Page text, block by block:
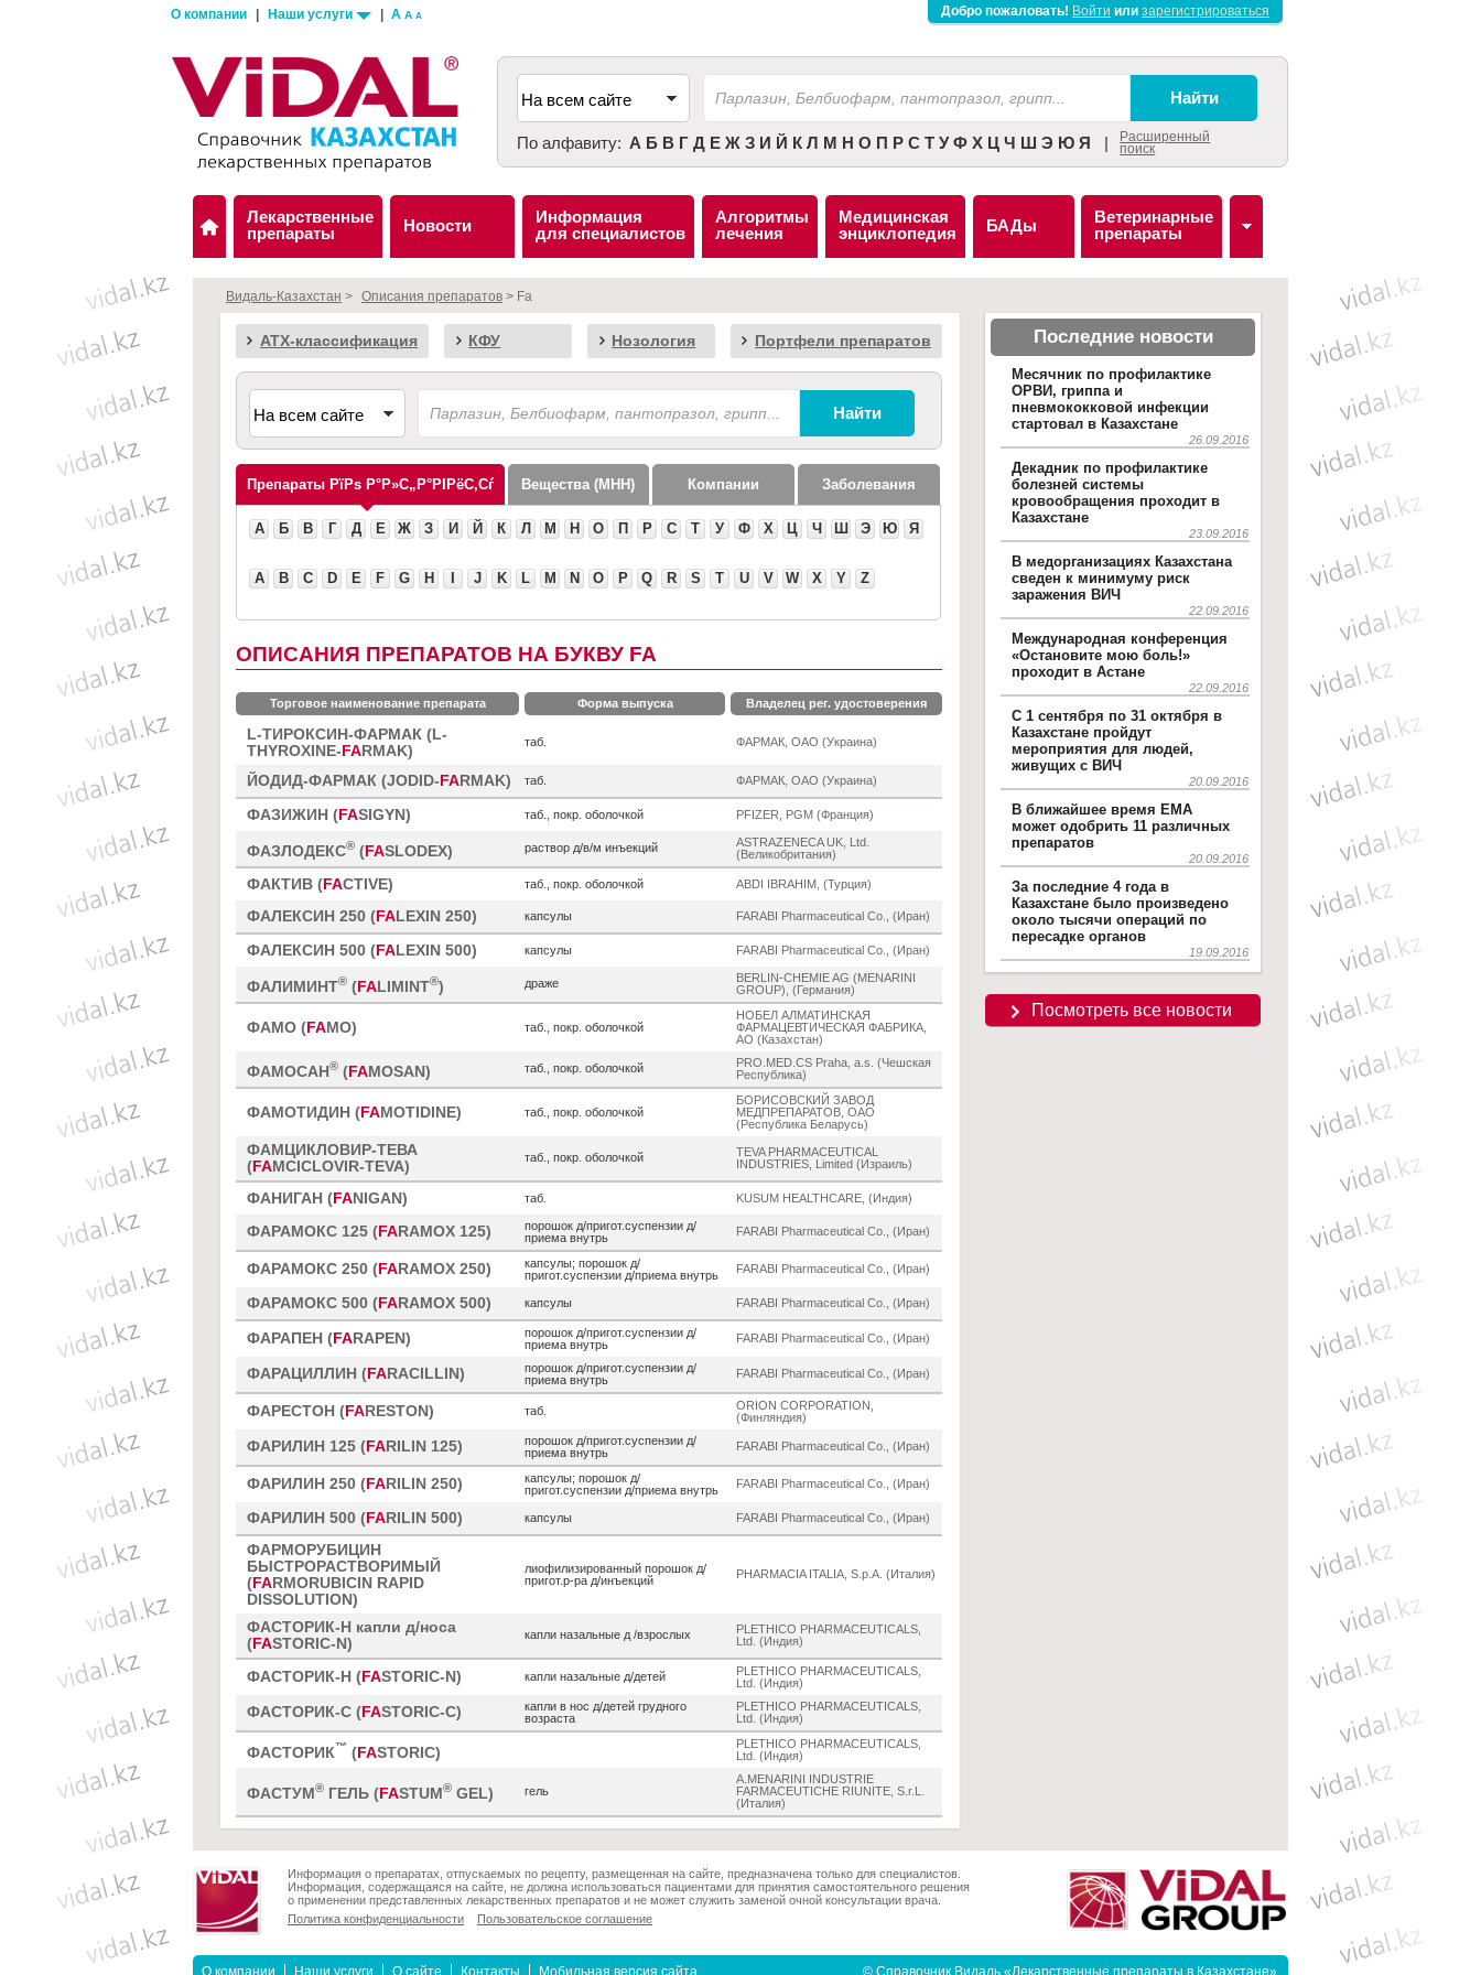
О компании Наши услуги A A A Добро пожаловать! Войти или зарегистрироваться
По алфавиту: А Б В Г Д Е Ж З И Й К Л М Н О П Р С Т У Ф Х Ц Ч Ш Э Ю Я | Расширенный
поиск
Лекарственные
препараты
Новости
Информация
для специалистов
Алгоритмы
лечения
Медицинская
энциклопедия
БАДы
Ветеринарные
препараты
Видаль-Казахстан > Описания препаратов > Fa
АТХ-классификация КФУ Нозология Портфели препаратов
Препараты Вещества (МНН) Компании Заболевания
А Б В Г Д Е Ж З И Й К Л М Н О П Р С Т У Ф Х Ц Ч Ш Э Ю Я
A B C D E F G H J K L M N O P Q R S T U V W X Y Z
ОПИСАНИЯ ПРЕПАРАТОВ НА БУКВУ FA
Торговое наименование препарата Форма выпуска Владелец рег. удостоверения
L-ТИРОКСИН-ФАРМАК (L-
THYROXINE- FA RMAK)
таб. ФАРМАК, ОАО (Украина)
ЙОДИД-ФАРМАК (JODID- FA RMAK) таб. ФАРМАК, ОАО (Украина)
ФАЗИЖИН ( FASIGYN) таб., покр. оболочкой PFIZER, PGM (Франция)
ФАЗЛОДЕКС® (FASLODEX) раствор д/в/м инъекций
ASTRAZENECA UK, Ltd.
(Великобритания)
ФАКТИВ ( FACTIVE) таб., покр. оболочкой ABDI IBRAHIM, (Турция)
ФАЛЕКСИН 250 ( FA LEXIN 250) капсулы FARABI Pharmaceutical Co., (Иран)
ФАЛЕКСИН 500 ( FA LEXIN 500) капсулы FARABI Pharmaceutical Co., (Иран)
ФАЛИМИНТ® (FALIMINT®) драже
BERLIN-CHEMIE AG (MENARINI
GROUP), (Германия)
ФАМО ( FAMO) таб., покр. оболочкой
НОБЕЛ АЛМАТИНСКАЯ
ФАРМАЦЕВТИЧЕСКАЯ ФАБРИКА,
АО (Казахстан)
ФАМОСАН® (FAMOSAN) таб., покр. оболочкой
PRO.MED.CS Praha, a.s. (Чешская
Республика)
ФАМОТИДИН ( FAMOTIDINE) таб., покр. оболочкой
БОРИСОВСКИЙ ЗАВОД
МЕДПРЕПАРАТОВ, ОАО
(Республика Беларусь)
ФАМЦИКЛОВИР-ТЕВА
( FAMCICLOVIR-TEVA)
таб., покр. оболочкой
TEVA PHARMACEUTICAL
INDUSTRIES, Limited (Израиль)
ФАНИГАН ( FANIGAN) таб. KUSUM HEALTHCARE, (Индия)
ФАРАМОКС 125 ( FA RAMOX 125)
порошок д/пригот.суспензии д/
приема внутрь
FARABI Pharmaceutical Co., (Иран)
ФАРАМОКС 250 ( FA RAMOX 250)
капсулы; порошок д/
пригот.суспензии д/приема внутрь
FARABI Pharmaceutical Co., (Иран)
ФАРАМОКС 500 ( FA RAMOX 500) капсулы FARABI Pharmaceutical Co., (Иран)
ФАРАПЕН ( FA RAPEN)
порошок д/пригот.суспензии д/
приема внутрь
FARABI Pharmaceutical Co., (Иран)
ФАРАЦИЛЛИН ( FA RACILLIN)
порошок д/пригот.суспензии д/
приема внутрь
FARABI Pharmaceutical Co., (Иран)
ФАРЕСТОН ( FA RESTON) таб.
ORION CORPORATION,
(Финляндия)
ФАРИЛИН 125 ( FA RILIN 125)
порошок д/пригот.суспензии д/
приема внутрь
FARABI Pharmaceutical Co., (Иран)
ФАРИЛИН 250 ( FA RILIN 250)
капсулы; порошок д/
пригот.суспензии д/приема внутрь
FARABI Pharmaceutical Co., (Иран)
ФАРИЛИН 500 ( FA RILIN 500) капсулы FARABI Pharmaceutical Co., (Иран)
ФАРМОРУБИЦИН
БЫСТРОРАСТВОРИМЫЙ
( FA RMORUBICIN RAPID
DISSOLUTION)
лиофилизированный порошок д/
пригот.р-ра д/инъекций
PHARMACIA ITALIA, S.p.A. (Италия)
ФАСТОРИК-Н капли д/носа
( FASTORIC-N)
капли назальные д /взрослых
PLETHICO PHARMACEUTICALS,
Ltd. (Индия)
ФАСТОРИК-Н ( FASTORIC-N) капли назальные д/детей
PLETHICO PHARMACEUTICALS,
Ltd. (Индия)
ФАСТОРИК-С ( FASTORIC-C)
капли в нос д/детей грудного
возраста
PLETHICO PHARMACEUTICALS,
Ltd. (Индия)
ФАСТОРИК™ (FASTORIC)
PLETHICO PHARMACEUTICALS,
Ltd. (Индия)
ФАСТУМ® ГЕЛЬ (FASTUM® GEL) гель
A.MENARINI INDUSTRIE
FARMACEUTICHE RIUNITE, S.r.L.
(Италия)
Последние новости
Месячник по профилактике
ОРВИ, гриппа и
пневмококковой инфекции
стартовал в Казахстане
26.09.2016
Декадник по профилактике
болезней системы
кровообращения проходит в
Казахстане
23.09.2016
В медорганизациях Казахстана
сведен к минимуму риск
заражения ВИЧ
22.09.2016
Международная конференция
«Остановите мою боль!»
проходит в Астане
22.09.2016
С 1 сентября по 31 октября в
Казахстане пройдут
мероприятия для людей,
живущих с ВИЧ
20.09.2016
В ближайшее время EMA
может одобрить 11 различных
препаратов
20.09.2016
За последние 4 года в
Казахстане было произведено
около тысячи операций по
пересадке органов
19.09.2016
Посмотреть все новости
Информация о препаратах, отпускаемых по рецепту, размещенная на сайте, предназначена только для специалистов.
Информация, содержащаяся на сайте, не должна использоваться пациентами для принятия самостоятельного решения
о применении представленных лекарственных препаратов и не может служить заменой очной консультации врача.
Политика конфиденциальности
Пользовательское соглашение
О компании Наши услуги О сайте Контакты Мобильная версия сайта © Справочник Видаль «Лекарственные препараты в Казахстане»